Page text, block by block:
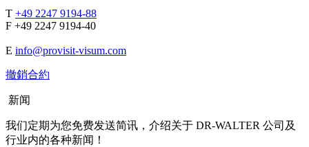
T +49 2247 9194-88
F +49 2247 9194-40
E info@provisit-visum.com
撤銷合約
新闻
我们定期为您免费发送简讯，介绍关于 DR-WALTER 公司及
行业内的各种新闻！